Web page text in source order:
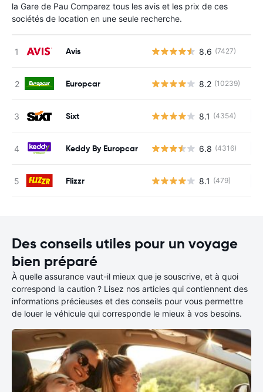
la Gare de Pau Comparez tous les avis et les prix de ces
sociétés de location en une seule recherche.
Avis 8.6 (7427)
Europcar 8.2 (10239)
Sixt 8.1 (4354)
Keddy By Europcar 6.8 (4316)
Flizzr 8.1 (479)
Des conseils utiles pour un voyage
bien préparé
À quelle assurance vaut-il mieux que je souscrive, et à quoi
correspond la caution ? Lisez nos articles qui contiennent des
informations précieuses et des conseils pour vous permettre
de louer le véhicule qui corresponde le mieux à vos besoins.